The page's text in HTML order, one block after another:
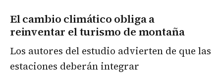
El cambio climático obliga a
reinventar el turismo de montaña
Los autores del estudio advierten de que las
estaciones deberán integrar